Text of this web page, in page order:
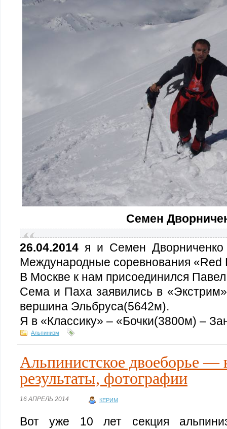
Семен
26.04.2014 я и Семен
Международные соревнования «Red
В Москве к нам присоединился
Сема и Паха заявились в
вершина Эльбруса(5642м).
Я в «Классику» – «Бочки(3800м) –
Альпинизм
Альпинистское двоеборье —
результаты, фотографии
16 АПРЕЛЬ 2014 КЕРИМ
Вот уже 10 лет секция